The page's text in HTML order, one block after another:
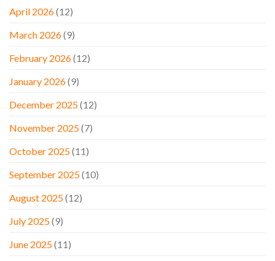
April 2026(12)
March 2026(9)
February 2026(12)
January 2026(9)
December 2025(12)
November 2025(7)
October 2025(11)
September 2025(10)
August 2025(12)
July 2025(9)
June 2025(11)